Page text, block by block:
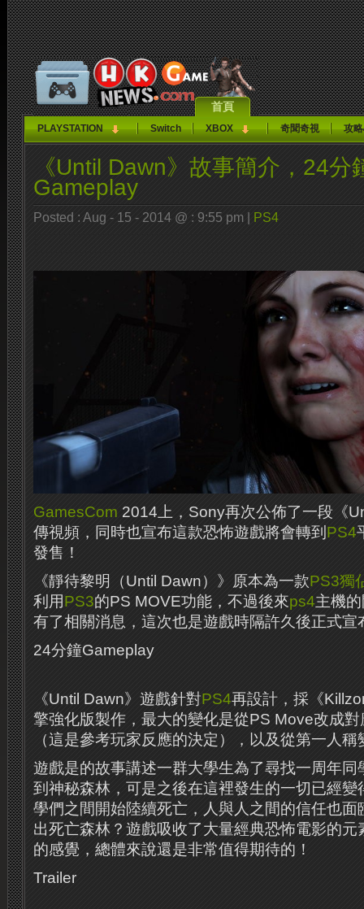
首頁
PLAYSTATION Switch XBOX 奇聞奇視 攻
《Until Dawn》故事簡介，24分
Gameplay
Posted : Aug - 15 - 2014 @ : 9:55 pm | PS4
GamesCom 2014上，Sony再次公佈了一段《
傳視頻，同時也宣布這款恐怖遊戲將會轉到 PS4
發售！
《靜待黎明（Until Dawn）》原本為一款PS3獨
利用PS3的PS MOVE功能，不​​過後來ps4主機
有了相關消息，這次也是遊戲時隔許久後正式宣
24分鐘Gameplay
《Until Dawn》遊戲針對PS4再設計，採《
擎強化版製作，最大的變化是從PS Move改成
（這是參考玩家反應的決定），以及從第一人
遊戲是的故事講述一群大學生為了尋找一周年同
到神秘森林，可是之後在這裡發生的一切已經變
學們之間開始陸續死亡，人與人之間的信任也面
出死亡森林？遊戲吸收了大量經典恐怖電影的
的感覺，總體來說還是非常值得期待的！
Trailer